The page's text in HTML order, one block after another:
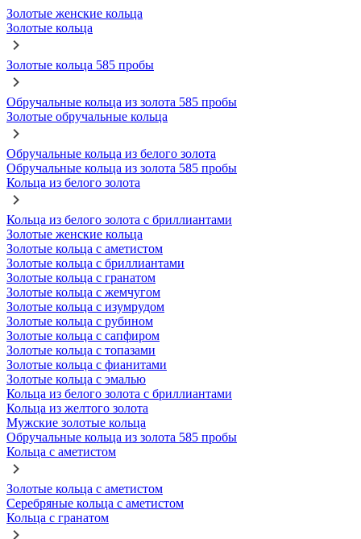
Золотые женские кольца
Золотые кольца
Золотые кольца 585 пробы
Обручальные кольца из золота 585 пробы
Золотые обручальные кольца
Обручальные кольца из белого золота
Обручальные кольца из золота 585 пробы
Кольца из белого золота
Кольца из белого золота с бриллиантами
Золотые женские кольца
Золотые кольца с аметистом
Золотые кольца с бриллиантами
Золотые кольца с гранатом
Золотые кольца с жемчугом
Золотые кольца с изумрудом
Золотые кольца с рубином
Золотые кольца с сапфиром
Золотые кольца с топазами
Золотые кольца с фианитами
Золотые кольца с эмалью
Кольца из белого золота с бриллиантами
Кольца из желтого золота
Мужские золотые кольца
Обручальные кольца из золота 585 пробы
Кольца с аметистом
Золотые кольца с аметистом
Серебряные кольца с аметистом
Кольца с гранатом